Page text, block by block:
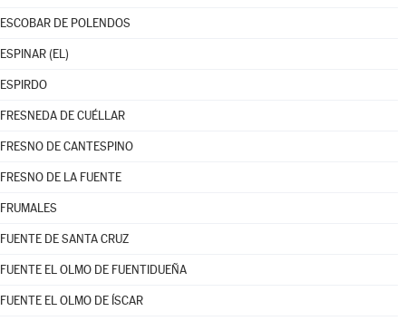
ESCOBAR DE POLENDOS
ESPINAR (EL)
ESPIRDO
FRESNEDA DE CUÉLLAR
FRESNO DE CANTESPINO
FRESNO DE LA FUENTE
FRUMALES
FUENTE DE SANTA CRUZ
FUENTE EL OLMO DE FUENTIDUEÑA
FUENTE EL OLMO DE ÍSCAR